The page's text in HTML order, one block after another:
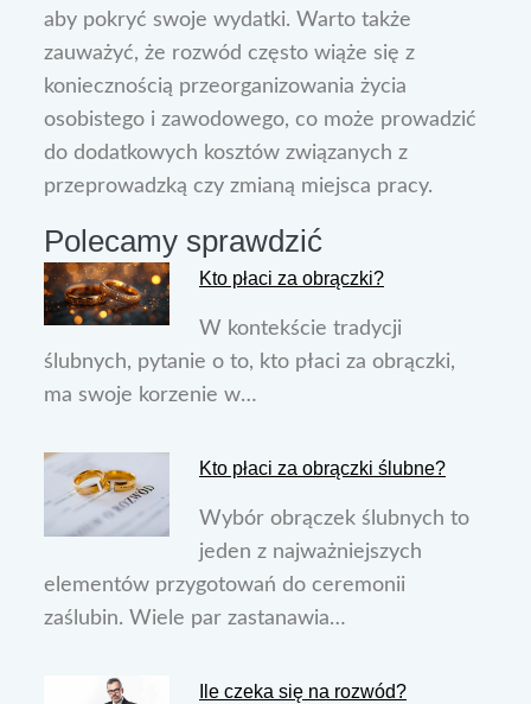
aby pokryć swoje wydatki. Warto także
zauważyć, że rozwód często wiąże się z
koniecznością przeorganizowania życia
osobistego i zawodowego, co może prowadzić
do dodatkowych kosztów związanych z
przeprowadzką czy zmianą miejsca pracy.
Polecamy sprawdzić
Kto płaci za obrączki?
W kontekście tradycji
ślubnych, pytanie o to, kto płaci za obrączki,
ma swoje korzenie w…
Kto płaci za obrączki ślubne?
Wybór obrączek ślubnych to
jeden z najważniejszych
elementów przygotowań do ceremonii
zaślubin. Wiele par zastanawia…
Ile czeka się na rozwód?